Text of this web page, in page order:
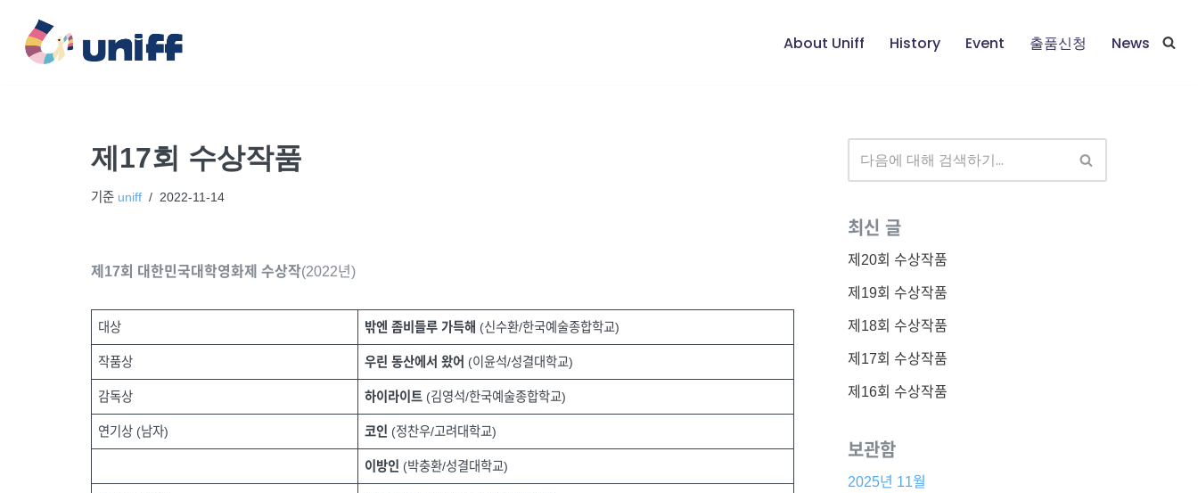
콘
About Uniff History Event 출품신청 News
제17회 수상작품
기준 uniff 2022-11-14
제17회 대한민국대학영화제 수상작(2022년)
대상 밖엔 좀비들루 가득해 (신수환/한국예술종합학교)
작품상 우린 동산에서 왔어 (이윤석/성결대학교)
감독상 하이라이트 (김영석/한국예술종합학교)
연기상 (남자) 코인 (정찬우/고려대학교)
이방인 (박충환/성결대학교)
최신 글
제20회 수상작품
제19회 수상작품
제18회 수상작품
제17회 수상작품
제16회 수상작품
보관함
2025년 11월